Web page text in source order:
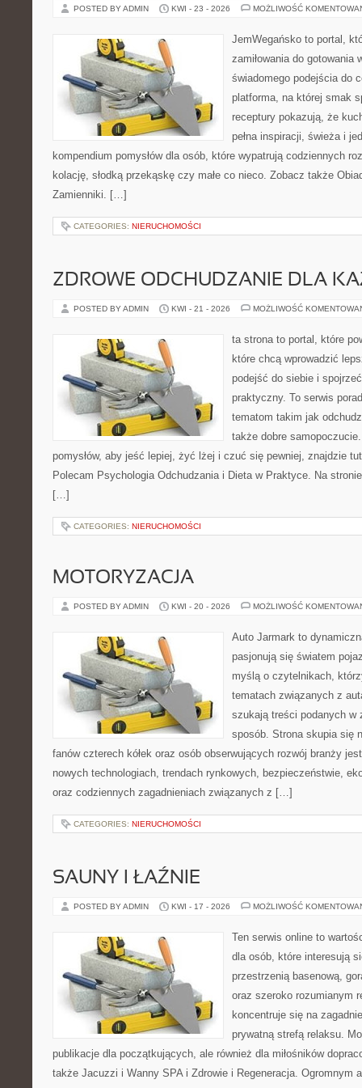
POSTED BY ADMIN KWI - 23 - 2026 MOŻLIWOŚĆ
JemWegańsko to portal,
zamiłowania do gotowania
świadomego podejścia do
platforma, na której smak
receptury pokazują, że
pełna inspiracji, świeża i
kompendium pomysłów dla osób, które wypatrują codziennych
kolację, słodką przekąskę czy małe co nieco. Zobacz także
Zamienniki. […]
CATEGORIES: NIERUCHOMOŚCI
ZDROWE ODCHUDZANIE DLA
POSTED BY ADMIN KWI - 21 - 2026 MOŻLIWOŚĆ
ta strona to portal, które
które chcą wprowadzić
podejść do siebie i
praktyczny. To serwis
tematom takim jak
także dobre
pomysłów, aby jeść lepiej, żyć lżej i czuć się pewniej, znajdzie
Polecam Psychologia Odchudzania i Dieta w Praktyce. Na
[…]
CATEGORIES: NIERUCHOMOŚCI
MOTORYZACJA
POSTED BY ADMIN KWI - 20 - 2026 MOŻLIWOŚĆ
Auto Jarmark to
pasjonują się światem
myślą o czytelnikach,
tematach związanych z
szukają treści podanych w
sposób. Strona skupia się
fanów czterech kółek oraz osób obserwujących rozwój branży
nowych technologiach, trendach rynkowych, bezpieczeństwie,
oraz codziennych zagadnieniach związanych z […]
CATEGORIES: NIERUCHOMOŚCI
SAUNY I ŁAŹNIE
POSTED BY ADMIN KWI - 17 - 2026 MOŻLIWOŚĆ
Ten serwis online to
dla osób, które interesują
przestrzenią basenową,
oraz szeroko rozumianym
koncentruje się na
prywatną strefą relaksu.
publikacje dla początkujących, ale również dla miłośników
także Jacuzzi i Wanny SPA i Zdrowie i Regeneracja. Ogromnym